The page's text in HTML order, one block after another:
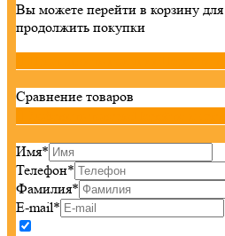
Вы можете перейти в корзину
продолжить покупки
Сравнение товаров
Имя*
Телефон*
Фамилия*
E-mail*